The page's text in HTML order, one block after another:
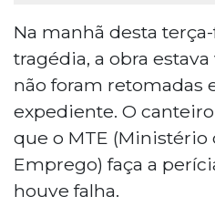
Na manhã desta
tragédia, a obra
não foram retomadas
expediente. O
que o MTE (Ministério
Emprego) faça a
houve falha.